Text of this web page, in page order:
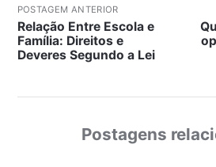
POSTAGEM ANTERIOR
Relação Entre Escola e
Família: Direitos e
Deveres Segundo a Lei
Postagens